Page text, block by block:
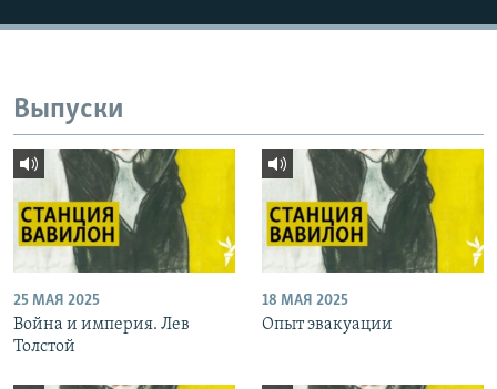
Выпуски
25 МАЯ 2025
Война и империя. Лев
Толстой
18 МАЯ 2025
Опыт эвакуации